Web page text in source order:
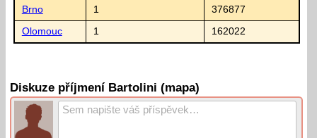
Brno 1 376877
Olomouc 1 162022
Diskuze příjmení Bartolini (mapa)